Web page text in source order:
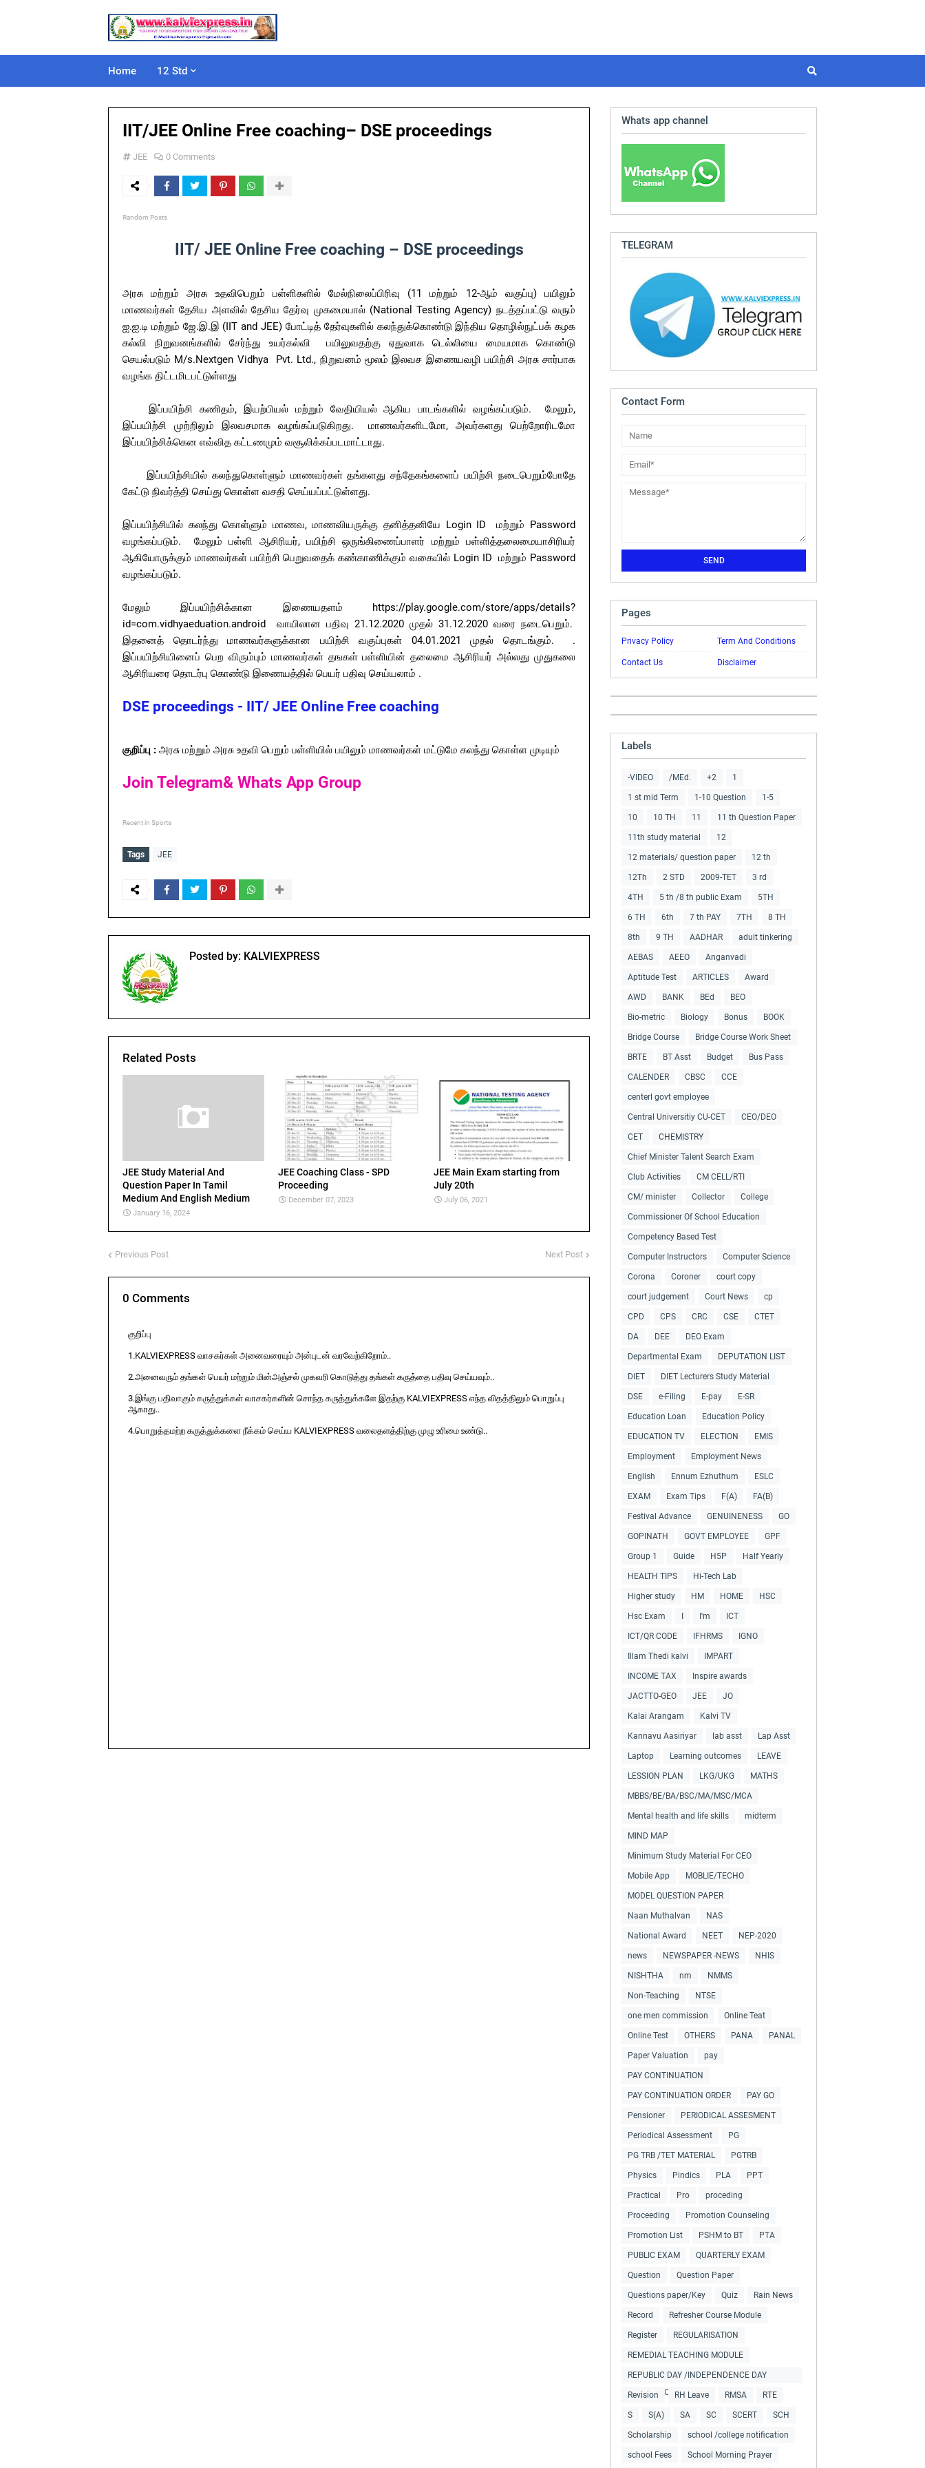
Home 12 Std
IIT/JEE Online Free coaching– DSE proceedings
JEE 0 Comments
Random Posts
IIT/ JEE Online Free coaching – DSE proceedings
அரசு மற்றும் அரசு உதவிபெறும் பள்ளிகளில் மேல்நிலைப்பிரிவு (11 மற்றும் 12-ஆம் வகுப்பு) பயிலும்
மாணவர்கள் தேசிய அளவில் தேசிய தேர்வு முகமையால் (National Testing Agency) நடத்தப்பட்டு வரும்
ஐ.ஐ.டி மற்றும் ஜே.இ.இ (IIT and JEE) போட்டித் தேர்வுகளில் கலந்துக்கொண்டு இந்திய தொழில்நுட்பக் கழக
கல்வி நிறுவனங்களில் சேர்ந்து உயர்கல்வி பயிலுவதற்கு ஏதுவாக டெல்லியை மையமாக கொண்டு
செயல்படும் M/s.Nextgen Vidhya Pvt. Ltd., நிறுவனம் மூலம் இலவச இணையவழி பயிற்சி அரசு சார்பாக
வழங்க திட்டமிடபட்டுள்ளது
இப்பயிற்சி கணிதம், இயற்பியல் மற்றும் வேதியியல் ஆகிய பாடங்களில் வழங்கப்படும். மேலும்,
இப்பயிற்சி முற்றிலும் இலவசமாக வழங்கப்படுகிறது. மாணவர்களிடமோ, அவர்களது பெற்றோரிடமோ
இப்பயிற்சிக்கென எவ்வித கட்டணமும் வசூலிக்கப்படமாட்டாது.
இப்பயிற்சியில் கலந்துகொள்ளும் மாணவர்கள் தங்களது சந்தேகங்களைப் பயிற்சி நடைபெறும்போதே
கேட்டு நிவர்த்தி செய்து கொள்ள வசதி செய்யப்பட்டுள்ளது.
இப்பயிற்சியில் கலந்து கொள்ளும் மாணவ, மாணவியருக்கு தனித்தனியே Login ID மற்றும் Password
வழங்கப்படும். மேலும் பள்ளி ஆசிரியர், பயிற்சி ஒருங்கிணைப்பாளர் மற்றும் பள்ளித்தலைமையாசிரியர்
ஆகியோருக்கும் மாணவர்கள் பயிற்சி பெறுவதைக் கண்காணிக்கும் வகையில் Login ID மற்றும் Password
வழங்கப்படும்.
மேலும் இப்பயிற்சிக்கான இணையதளம் https://play.google.com/store/apps/details?
id=com.vidhyaeduation.android வாயிலான பதிவு 21.12.2020 முதல் 31.12.2020 வரை நடைபெறும்.
இதனைத் தொடர்ந்து மாணவர்களுக்கான பயிற்சி வகுப்புகள் 04.01.2021 முதல் தொடங்கும். .
இப்பயிற்சியினைப் பெற விரும்பும் மாணவர்கள் தஙகள் பள்ளியின் தலைமை ஆசிரியர் அல்லது முதுகலை
ஆசிரியரை தொடர்பு கொண்டு இணையத்தில் பெயர் பதிவு செய்யலாம் .
DSE proceedings - IIT/ JEE Online Free coaching
குறிப்பு : அரசு மற்றும் அரசு உதவி பெறும் பள்ளியில் பயிலும் மாணவர்கள் மட்டுமே கலந்து கொள்ள முடியும்
Join Telegram& Whats App Group
Recent in Sports
Tags JEE
Posted by: KALVIEXPRESS
Related Posts
JEE Study Material And
Question Paper In Tamil
Medium And English Medium
January 16, 2024
JEE Coaching Class - SPD
Proceeding
December 07, 2023
JEE Main Exam starting from
July 20th
July 06, 2021
Previous Post Next Post
0 Comments
குறிப்பு
1.KALVIEXPRESS வாசகர்கள் அனைவரையும் அன்புடன் வரவேற்கிறோம்..
2.அனைவரும் தங்கள் பெயர் மற்றும் மின்அஞ்சல் முகவரி கொடுத்து தங்கள் கருத்தை பதிவு செய்யவும்..
3.இங்கு பதிவாகும் கருத்துக்கள் வாசகர்களின் சொந்த கருத்துக்களே இதற்கு KALVIEXPRESS எந்த விதத்திலும் பொறுப்பு
ஆகாது..
4.பொறுத்தமற்ற கருத்துக்களை நீக்கம் செய்ய KALVIEXPRESS வலைதளத்திற்கு முழு உரிமை உண்டு..
Whats app channel
TELEGRAM
Contact Form
Pages
Privacy Policy Term And Conditions
Contact Us Disclaimer
Labels
-VIDEO /MEd. +2 1
1 st mid Term 1-10 Question 1-5
10 10 TH 11 11 th Question Paper
11th study material 12
12 materials/ question paper 12 th
12Th 2 STD 2009-TET 3 rd
4TH 5 th /8 th public Exam 5TH
6 TH 6th 7 th PAY 7TH 8 TH
8th 9 TH AADHAR adult tinkering
AEBAS AEEO Anganvadi
Aptitude Test ARTICLES Award
AWD BANK BEd BEO
Bio-metric Biology Bonus BOOK
Bridge Course Bridge Course Work Sheet
BRTE BT Asst Budget Bus Pass
CALENDER CBSC CCE
centerl govt employee
Central Universitiy CU-CET CEO/DEO
CET CHEMISTRY
Chief Minister Talent Search Exam
Club Activities CM CELL/RTI
CM/ minister Collector College
Commissioner Of School Education
Competency Based Test
Computer Instructors Computer Science
Corona Coroner court copy
court judgement Court News cp
CPD CPS CRC CSE CTET
DA DEE DEO Exam
Departmental Exam DEPUTATION LIST
DIET DIET Lecturers Study Material
DSE e-Filing E-pay E-SR
Education Loan Education Policy
EDUCATION TV ELECTION EMIS
Employment Employment News
English Ennum Ezhuthum ESLC
EXAM Exam Tips F(A) FA(B)
Festival Advance GENUINENESS GO
GOPINATH GOVT EMPLOYEE GPF
Group 1 Guide H5P Half Yearly
HEALTH TIPS Hi-Tech Lab
Higher study HM HOME HSC
Hsc Exam I'm ICT
ICT/QR CODE IFHRMS IGNO
Illam Thedi kalvi IMPART
INCOME TAX Inspire awards
JACTTO-GEO JEE JO
Kalai Arangam Kalvi TV
Kannavu Aasiriyar lab asst Lap Asst
Laptop Learning outcomes LEAVE
LESSION PLAN LKG/UKG MATHS
MBBS/BE/BA/BSC/MA/MSC/MCA
Mental health and life skills midterm
MIND MAP
Minimum Study Material For CEO
Mobile App MOBLIE/TECHO
MODEL QUESTION PAPER
Naan Muthalvan NAS
National Award NEET NEP-2020
news NEWSPAPER -NEWS NHIS
NISHTHA nm NMMS
Non-Teaching NTSE
one men commission Online Teat
Online Test OTHERS PANA PANAL
Paper Valuation pay
PAY CONTINUATION
PAY CONTINUATION ORDER PAY GO
Pensioner PERIODICAL ASSESMENT
Periodical Assessment PG
PG TRB /TET MATERIAL PGTRB
Physics Pindics PLA PPT
Practical Pro proceding
Proceeding Promotion Counseling
Promotion List PSHM to BT PTA
PUBLIC EXAM QUARTERLY EXAM
Question Question Paper
Questions paper/Key Quiz Rain News
Record Refresher Course Module
Register REGULARISATION
REMEDIAL TEACHING MODULE
REPUBLIC DAY /INDEPENDENCE DAY
COLLECTIONS
Revision RH Leave RMSA RTE
S S(A) SA SC SCERT SCH
Scholarship school /college notification
school Fees School Morning Prayer